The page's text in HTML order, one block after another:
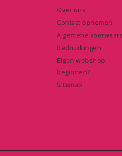
Over ons
Contact opnemen
Algemene
Bedrukkingen
Eigen webshop
beginnen?
Sitemap